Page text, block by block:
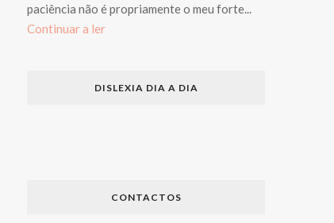
paciência não é propriamente o meu forte...
Continuar a ler
DISLEXIA DIA A DIA
CONTACTOS